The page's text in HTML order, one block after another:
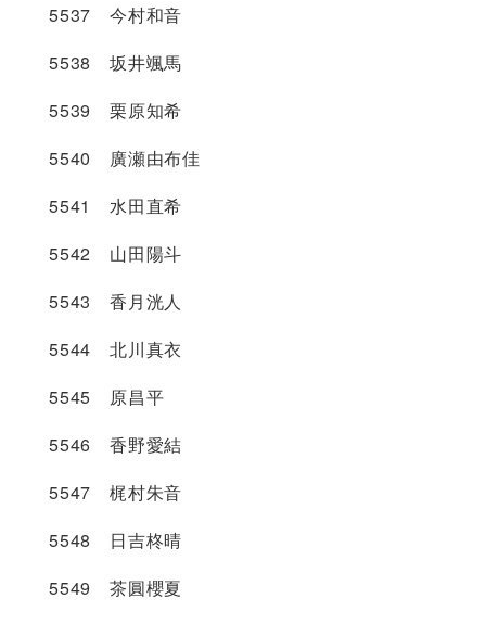
5537 今村和音
5538 坂井颯馬
5539 栗原知希
5540 廣瀬由布佳
5541 水田直希
5542 山田陽斗
5543 香月洸人
5544 北川真衣
5545 原昌平
5546 香野愛結
5547 梶村朱音
5548 日吉柊晴
5549 茶圓櫻夏